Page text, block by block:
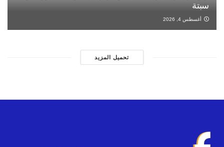
سبتة
أغسطس 4, 2026
تحميل المزيد